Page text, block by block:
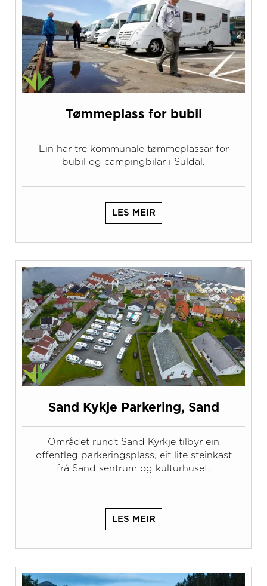
Tømmeplass for bubil
Ein har tre kommunale tømmeplassar for
bubil og campingbilar i Suldal.
LES MEIR
Sand Kykje Parkering, Sand
Området rundt Sand Kyrkje tilbyr ein
offentleg parkeringsplass, eit lite steinkast
frå Sand sentrum og kulturhuset.
LES MEIR